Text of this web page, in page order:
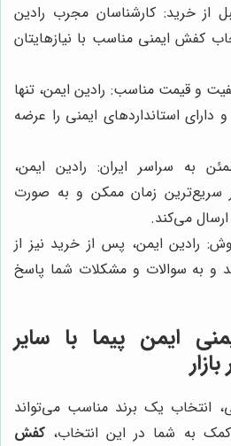
از خرید: کارشناسان مجرب رادین
کفش ایمنی مناسب با نیازهایتان
و قیمت مناسب: رادین ایمن، تنها
استانداردهای ایمنی را عرضه
به سراسر ایران: رادین ایمن،
سریع‌ترین زمان ممکن و به صورت
ارسال می‌کند.
رادین ایمن، پس از خرید نیز از
و به سوالات و مشکلات شما پاسخ
ایمن پیما با سایر
انتخاب یک برند مناسب می‌تواند
به شما در این انتخاب، کفش